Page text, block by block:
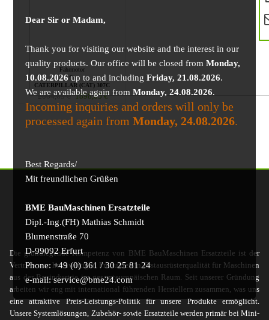
Dear Sir or Madam,
Thank you for visiting our website and the interest in our
quality products. Our office will be closed fromMonday,
10.08.2026up to and includingFriday, 21.08.2026.
We are available again fromMonday, 24.08.2026.
Incoming inquiries and orders will only be
processed again fromMonday, 24.08.2026.
Best Regards/
Mit freundlichen Grüßen
BME BauMaschinen Ersatzteile
Dipl.-Ing.(FH) Mathias Schmidt
Blumenstraße 70
D-99092 Erfurt
Phone: +49 (0) 361 / 30 25 81 24
e-mail: service@bme24.com
Fahrmotor
für
CATERPILLAR (CAT) 307C
2064,65€ 1898,05€
Die grundlegende Kompetenz von BME BauMaschinen Ersatzteile ist der
Vertrieb von hochwertigen Produkten in Erstausrüsterqualität für Maschinen
aus der Bauindustrie im gesamteuropäischen Raum. Seit unserer Gründung
arbeiten wir eng mit international führenden Herstellern zusammen, was uns
eine attraktive Preis-Leistungs-Politik für unsere Produkte ermöglicht.
Unsere Systemlösungen, Zubehör- sowie Ersatzteile werden primär bei Mini-